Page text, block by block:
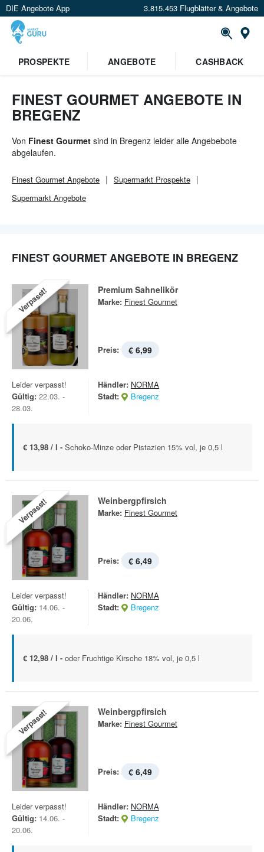
DIE Angebote App 3.815.453 Flugblätter & Angebote
PROSPEKTE ANGEBOTE CASHBACK
FINEST GOURMET ANGEBOTE IN
BREGENZ
Von Finest Gourmet sind in Bregenz leider alle Angebebote
abgelaufen.
Finest Gourmet Angebote Supermarkt Prospekte
Supermarkt Angebote
FINEST GOURMET ANGEBOTE IN BREGENZ
Verpasst! Premium Sahnelikör
Marke: Finest Gourmet
Preis: € 6,99
Leider verpasst!
Gültig: 22.03. -
28.03.
Händler: NORMA
Stadt:
Bregenz
€ 13,98 / l - Schoko-Minze oder Pistazien 15% vol, je 0,5 l
Verpasst! Weinbergpfirsich
Marke: Finest Gourmet
Preis: € 6,49
Leider verpasst!
Gültig: 14.06. -
20.06.
Händler: NORMA
Stadt:
Bregenz
€ 12,98 / l - oder Fruchtige Kirsche 18% vol, je 0,5 l
Verpasst! Weinbergpfirsich
Marke: Finest Gourmet
Preis: € 6,49
Leider verpasst!
Gültig: 14.06. -
20.06.
Händler: NORMA
Stadt:
Bregenz